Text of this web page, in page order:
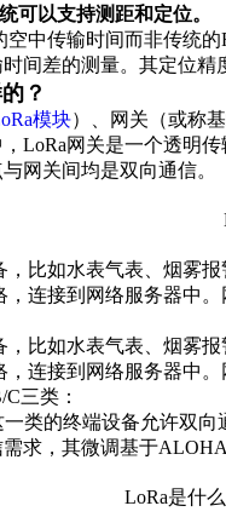
可以支持测距和定位。
中传输时间而非传统的
间差的测量。其定位精
？
模块）、网关（或称
LoRa网关是一个透明
网关间均是双向通信。
比如水表气表、烟雾
连接到网络服务器中
比如水表气表、烟雾
连接到网络服务器中
三类：
一类的终端设备允许双
求，其微调基于ALOHA